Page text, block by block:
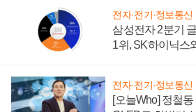
전자·전기·정보통신
삼성전자 2분기
1위, SK하이닉스
전자·전기·정보통신
[오늘Who] 정철